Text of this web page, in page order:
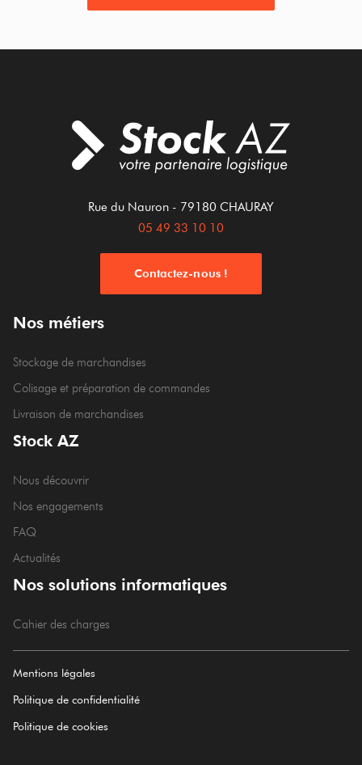
Rue du Nauron - 79180 CHAURAY
05 49 33 10 10
Contactez-nous !
Nos métiers
Stockage de marchandises
Colisage et préparation de commandes
Livraison de marchandises
Stock AZ
Nous découvrir
Nos engagements
FAQ
Actualités
Nos solutions informatiques
Cahier des charges
Mentions légales
Politique de confidentialité
Politique de cookies